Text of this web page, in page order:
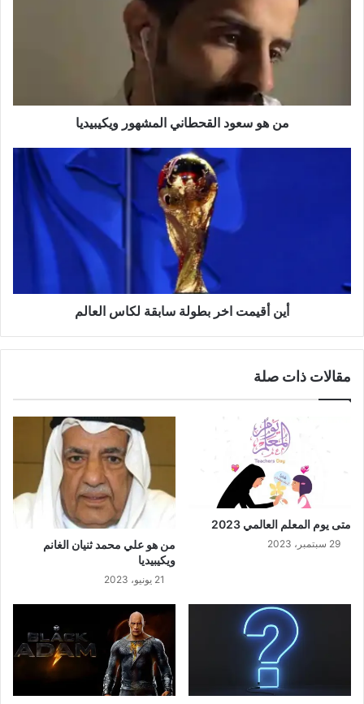
من هو سعود القحطاني المشهور ويكيبيديا
أين أقيمت اخر بطولة سابقة لكاس العالم
مقالات ذات صلة
متى يوم المعلم العالمي 2023
29 سبتمبر، 2023
من هو علي محمد ثنيان الغانم
ويكيبيديا
21 يونيو، 2023